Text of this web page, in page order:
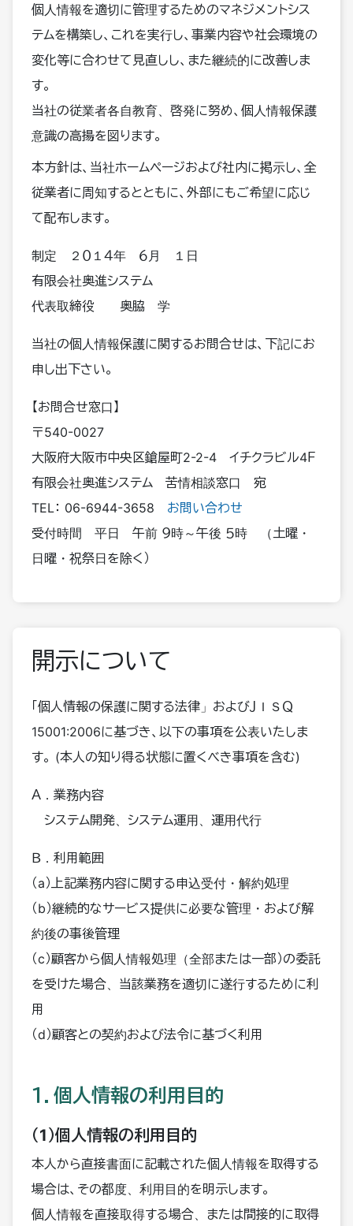
個人情報を適切に管理するためのマネジメントシス
テムを構築し、これを実行し、事業内容や社会環境の
変化等に合わせて見直しし、また継続的に改善しま
す。
当社の従業者各自教育、啓発に努め、個人情報保護
意識の高揚を図ります。
本方針は、当社ホームページおよび社内に掲示し、全
従業者に周知するとともに、外部にもご希望に応じ
て配布します。
制定 ２０１４年 ６月 １日
有限会社奥進システム
代表取締役 奥脇 学
当社の個人情報保護に関するお問合せは、下記にお
申し出下さい。
【お問合せ窓口】
〒540-0027
大阪府大阪市中央区鎗屋町2-2-4 イチクラビル4Ｆ
有限会社奥進システム 苦情相談窓口 宛
TEL： 06-6944-3658
お問い合わせ
受付時間 平日 午前 ９時～午後 ５時 （土曜・
日曜・祝祭日を除く）
開示について
「個人情報の保護に関する法律」およびＪＩＳＱ
15001:2006に基づき、以下の事項を公表いたしま
す。 (本人の知り得る状態に置くべき事項を含む)
Ａ．業務内容
システム開発、システム運用、運用代行
Ｂ．利用範囲
（a）上記業務内容に関する申込受付・解約処理
（b）継続的なサービス提供に必要な管理・および解
約後の事後管理
（c）顧客から個人情報処理（全部または一部）の委託
を受けた場合、当該業務を適切に遂行するために利
用
（d）顧客との契約および法令に基づく利用
１．個人情報の利用目的
（1）個人情報の利用目的
本人から直接書面に記載された個人情報を取得する
場合は、その都度、利用目的を明示します。
個人情報を直接取得する場合、または間接的に取得